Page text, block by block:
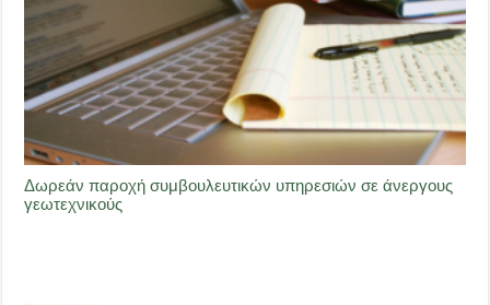
Δωρεάν παροχή συμβουλευτικών υπηρεσιών σε άνεργους
γεωτεχνικούς